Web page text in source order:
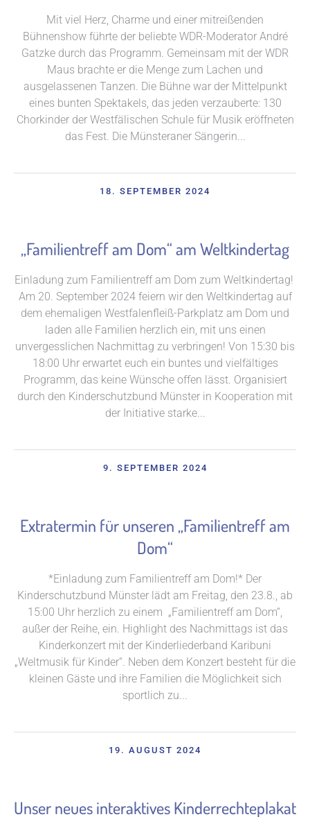
Mit viel Herz, Charme und einer mitreißenden
Bühnenshow führte der beliebte WDR-Moderator André
Gatzke durch das Programm. Gemeinsam mit der WDR
Maus brachte er die Menge zum Lachen und
ausgelassenen Tanzen. Die Bühne war der Mittelpunkt
eines bunten Spektakels, das jeden verzauberte: 130
Chorkinder der Westfälischen Schule für Musik eröffneten
das Fest. Die Münsteraner Sängerin...
18. SEPTEMBER 2024
„Familientreff am Dom“ am Weltkindertag
Einladung zum Familientreff am Dom zum Weltkindertag!
Am 20. September 2024 feiern wir den Weltkindertag auf
dem ehemaligen Westfalenfleiß-Parkplatz am Dom und
laden alle Familien herzlich ein, mit uns einen
unvergesslichen Nachmittag zu verbringen! Von 15:30 bis
18:00 Uhr erwartet euch ein buntes und vielfältiges
Programm, das keine Wünsche offen lässt. Organisiert
durch den Kinderschutzbund Münster in Kooperation mit
der Initiative starke...
9. SEPTEMBER 2024
Extratermin für unseren „Familientreff am
Dom“
*Einladung zum Familientreff am Dom!* Der
Kinderschutzbund Münster lädt am Freitag, den 23.8., ab
15:00 Uhr herzlich zu einem „Familientreff am Dom“,
außer der Reihe, ein. Highlight des Nachmittags ist das
Kinderkonzert mit der Kinderliederband Karibuni
„Weltmusik für Kinder“. Neben dem Konzert besteht für die
kleinen Gäste und ihre Familien die Möglichkeit sich
sportlich zu...
19. AUGUST 2024
Unser neues interaktives Kinderrechteplakat